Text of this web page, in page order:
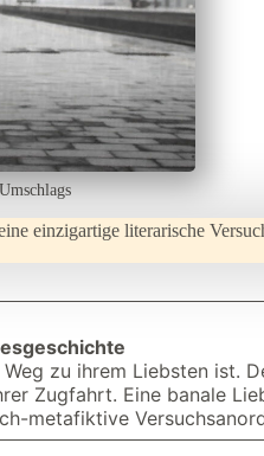
einzigartige literarische
zu ihrem Liebsten ist.
Zugfahrt. Eine banale
metafiktive